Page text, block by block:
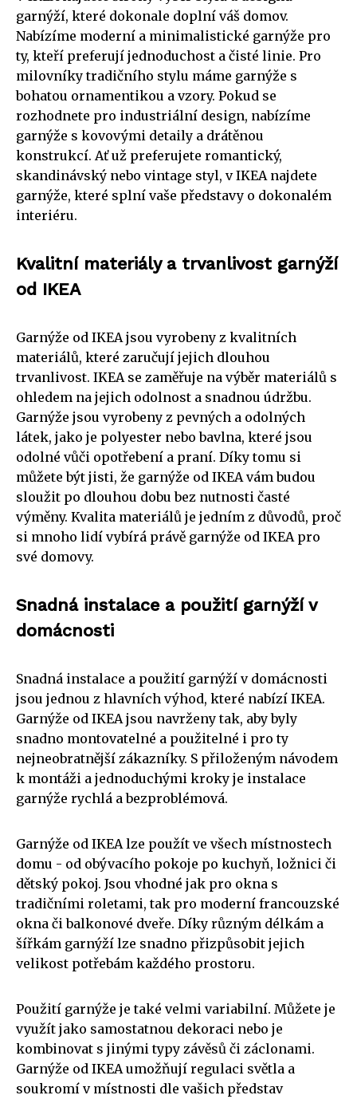
garnýží, které dokonale doplní váš domov.
Nabízíme moderní a minimalistické garnýže pro
ty, kteří preferují jednoduchost a čisté linie. Pro
milovníky tradičního stylu máme garnýže s
bohatou ornamentikou a vzory. Pokud se
rozhodnete pro industriální design, nabízíme
garnýže s kovovými detaily a drátěnou
konstrukcí. Ať už preferujete romantický,
skandinávský nebo vintage styl, v IKEA najdete
garnýže, které splní vaše představy o dokonalém
interiéru.
Kvalitní materiály a trvanlivost garnýží
od IKEA
Garnýže od IKEA jsou vyrobeny z kvalitních
materiálů, které zaručují jejich dlouhou
trvanlivost. IKEA se zaměřuje na výběr materiálů s
ohledem na jejich odolnost a snadnou údržbu.
Garnýže jsou vyrobeny z pevných a odolných
látek, jako je polyester nebo bavlna, které jsou
odolné vůči opotřebení a praní. Díky tomu si
můžete být jisti, že garnýže od IKEA vám budou
sloužit po dlouhou dobu bez nutnosti časté
výměny. Kvalita materiálů je jedním z důvodů, proč
si mnoho lidí vybírá právě garnýže od IKEA pro
své domovy.
Snadná instalace a použití garnýží v
domácnosti
Snadná instalace a použití garnýží v domácnosti
jsou jednou z hlavních výhod, které nabízí IKEA.
Garnýže od IKEA jsou navrženy tak, aby byly
snadno montovatelné a použitelné i pro ty
nejneobratnější zákazníky. S přiloženým návodem
k montáži a jednoduchými kroky je instalace
garnýže rychlá a bezproblémová.
Garnýže od IKEA lze použít ve všech místnostech
domu - od obývacího pokoje po kuchyň, ložnici či
dětský pokoj. Jsou vhodné jak pro okna s
tradičními roletami, tak pro moderní francouzské
okna či balkonové dveře. Díky různým délkám a
šířkám garnýží lze snadno přizpůsobit jejich
velikost potřebám každého prostoru.
Použití garnýže je také velmi variabilní. Můžete je
využít jako samostatnou dekoraci nebo je
kombinovat s jinými typy závěsů či záclonami.
Garnýže od IKEA umožňují regulaci světla a
soukromí v místnosti dle vašich představ